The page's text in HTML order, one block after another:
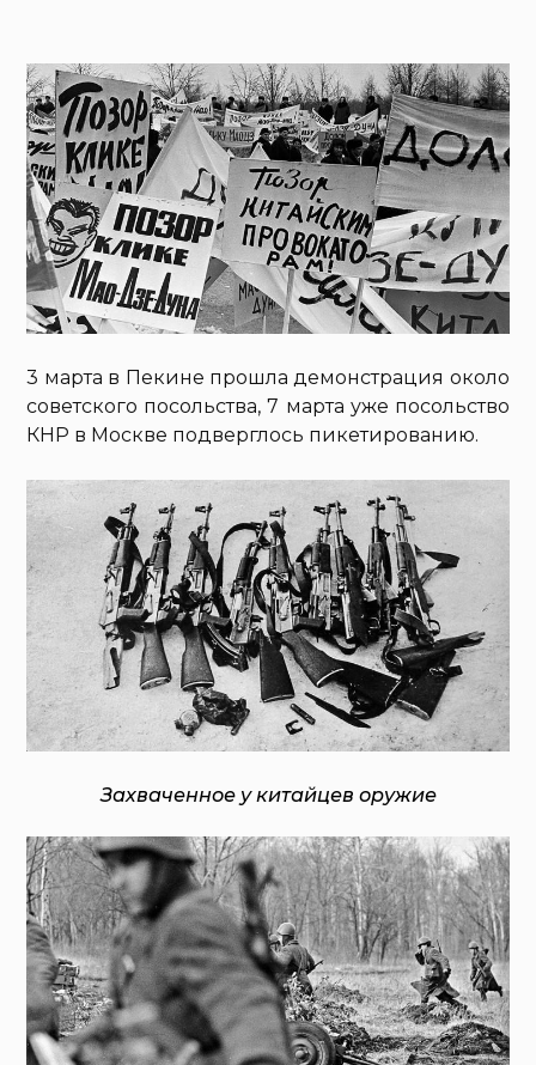
3 марта в Пекине прошла демонстрация около
советского посольства, 7 марта уже посольство
КНР в Москве подверглось пикетированию.
Захваченное у китайцев оружие